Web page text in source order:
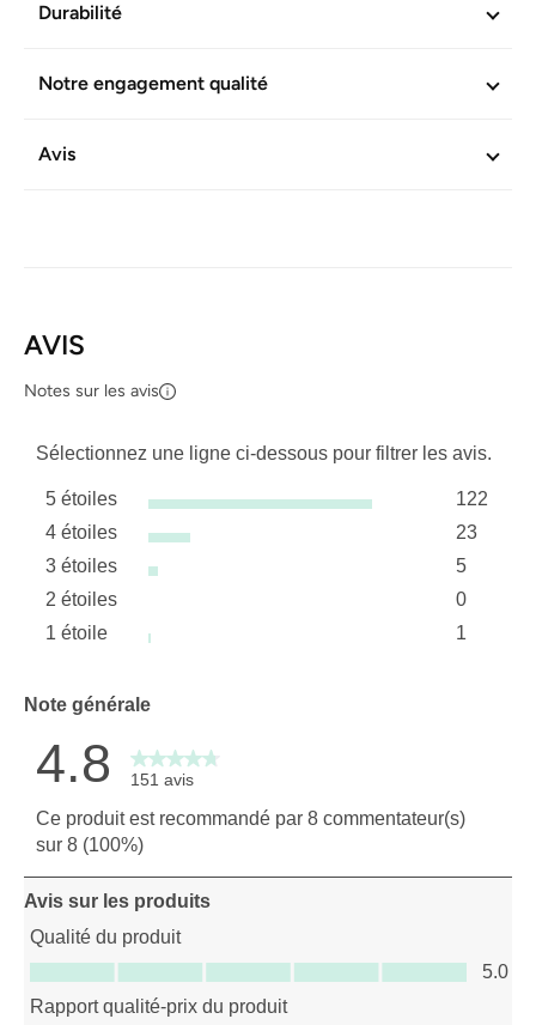
décongestionnant - Antibactérien - Efficace rapidement
INFORMATIONS COMPLÉMENTAIRES
Réf. produit :
Durabilité
Notre engagement qualité
Avis
AVIS
Notes sur les avis
Sélectionnez une ligne ci-dessous pour filtrer les avis.
5 étoiles étoiles
122
122 avis
4 étoiles étoiles
23
23 avis
3 étoiles étoiles
5
5 avis
2 étoiles
0
0 avis
1 étoile étoiles
1
Note générale
4.8 151 avis
Ce produit est recommandé par 8 commentateur(s)
sur 8 (100%)
Avis sur les produits
Qualité du produit
Qualité du produit, 5.0 sur 5
5.0
Rapport qualité-prix du produit